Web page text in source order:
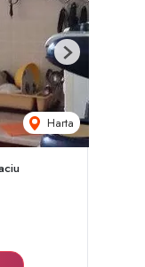
Harta
Next